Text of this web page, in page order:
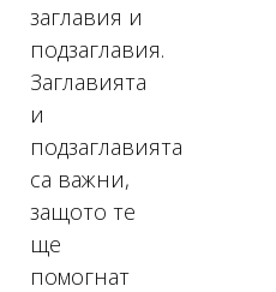
заглавия и
подзаглавия.
Заглавията
и
подзаглавията
са важни,
защото те
ще
помогнат